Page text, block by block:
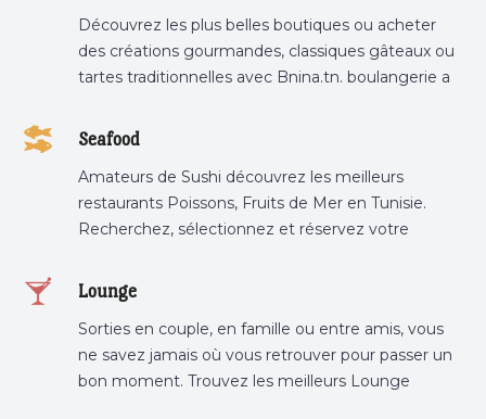
Découvrez les plus belles boutiques ou acheter
des créations gourmandes, classiques gâteaux ou
tartes traditionnelles avec Bnina.tn. boulangerie a
tunis, pâtisserie sousse .
Seafood
Amateurs de Sushi découvrez les meilleurs
restaurants Poissons, Fruits de Mer en Tunisie.
Recherchez, sélectionnez et réservez votre
Lounge
Sorties en couple, en famille ou entre amis, vous
ne savez jamais où vous retrouver pour passer un
bon moment. Trouvez les meilleurs Lounge